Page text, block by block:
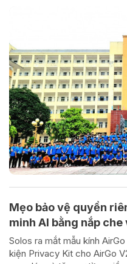
Mẹo bảo vệ quyền
minh AI bằng nắp che
Solos ra mắt mẫu kính
kiện Privacy Kit cho AirGo